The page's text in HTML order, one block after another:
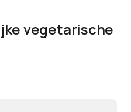
vegetarische